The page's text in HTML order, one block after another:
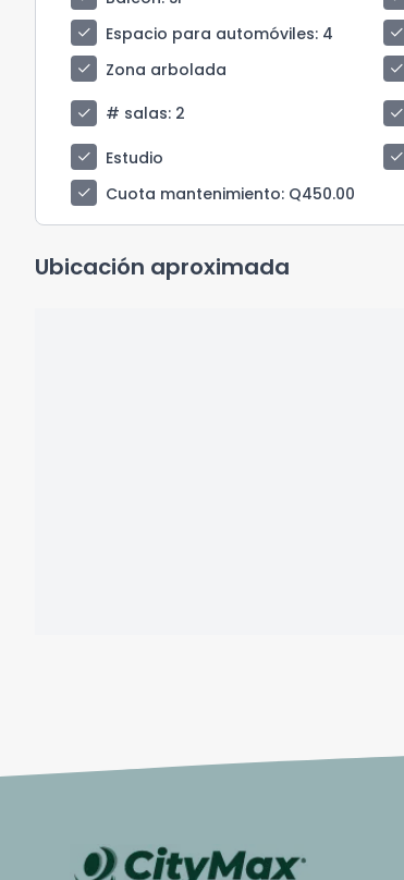
check
Espacio para automóviles: 4 check
check
Zona arbolada check
check
# salas: 2 check
check
Estudio check
check
Cuota mantenimiento: Q450.00
Ubicación aproximada